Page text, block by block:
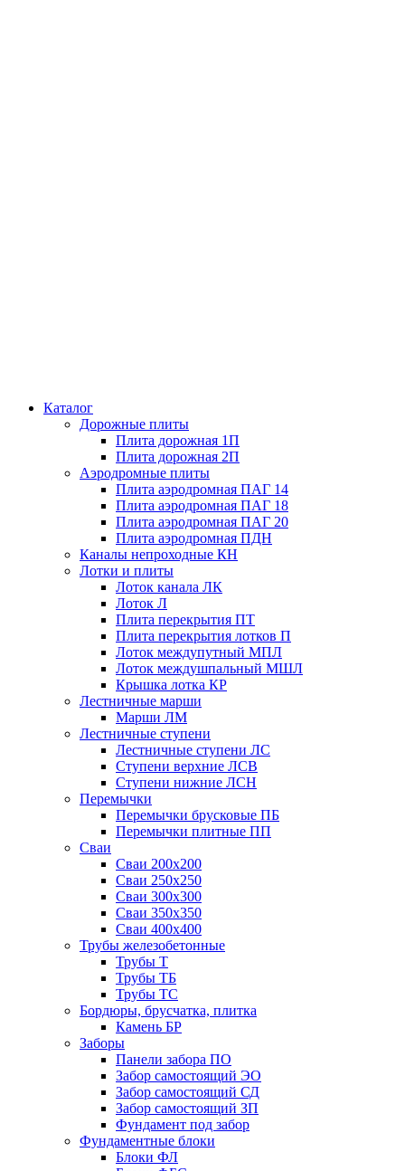
Каталог
Дорожные плиты
Плита дорожная 1П
Плита дорожная 2П
Аэродромные плиты
Плита аэродромная ПАГ 14
Плита аэродромная ПАГ 18
Плита аэродромная ПАГ 20
Плита аэродромная ПДН
Каналы непроходные КН
Лотки и плиты
Лоток канала ЛК
Лоток Л
Плита перекрытия ПТ
Плита перекрытия лотков П
Лоток междупутный МПЛ
Лоток междушпальный МШЛ
Крышка лотка КР
Лестничные марши
Марши ЛМ
Лестничные ступени
Лестничные ступени ЛС
Ступени верхние ЛСВ
Ступени нижние ЛСН
Перемычки
Перемычки брусковые ПБ
Перемычки плитные ПП
Сваи
Сваи 200х200
Сваи 250х250
Сваи 300х300
Сваи 350х350
Сваи 400х400
Трубы железобетонные
Трубы Т
Трубы ТБ
Трубы ТС
Бордюры, брусчатка, плитка
Камень БР
Заборы
Панели забора ПО
Забор самостоящий ЭО
Забор самостоящий СД
Забор самостоящий ЗП
Фyндамент под забор
Фундаментные блоки
Блоки ФЛ